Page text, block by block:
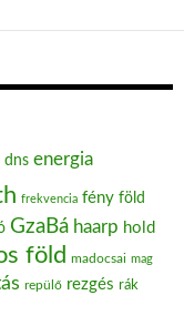
dns energia
frekvencia fény föld
GzaBá haarp hold
föld madocsai mag
repülő rezgés rák